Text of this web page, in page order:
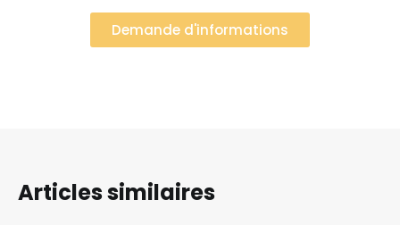
Demande d'informations
Articles similaires